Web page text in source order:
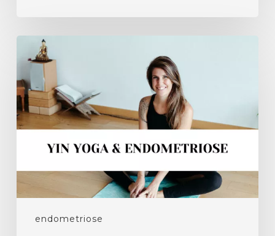
endometriose
Effets
du
yin
yoga
sur
l’endométriose